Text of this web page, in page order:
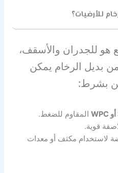
للأرضيات؟
هو للجدران والأسقف،
بديل الرخام يمكن
بشرط:
أو
المقاوم للضغط.
قوية.
لاستخدام مكثف أو معدات